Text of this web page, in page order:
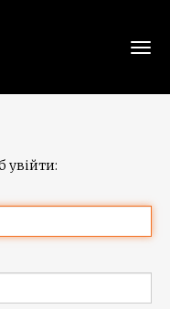
увійти: